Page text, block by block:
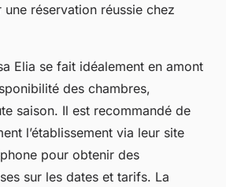
réservation réussie chez
Elia se fait idéalement en amont
des chambres,
saison. Il est recommandé de
l’établissement via leur site
pour obtenir des
sur les dates et tarifs. La